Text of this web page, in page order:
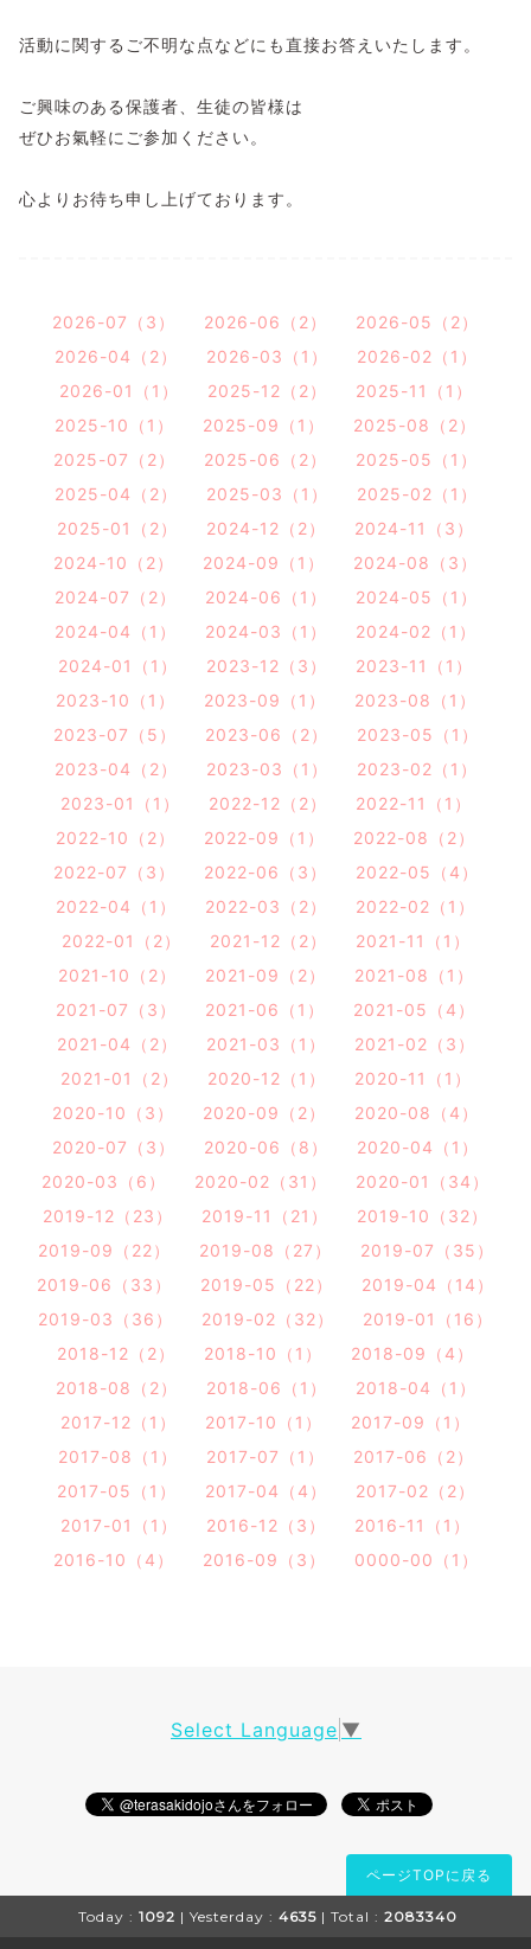
活動に関するご不明な点などにも直接お答えいたします。
ご興味のある保護者、生徒の皆様は
ぜひお氣軽にご参加ください。
心よりお待ち申し上げております。
2026-07（3） 2026-06（2）
2026-05（2）
2026-04（2）
2026-03（1）
2026-02（1）
2026-01（1）
2025-12（2）
2025-11（1）
2025-10（1）
2025-09（1）
2025-08（2）
2025-07（2）
2025-06（2）
2025-05（1）
2025-04（2）
2025-03（1）
2025-02（1）
2025-01（2）
2024-12（2）
2024-11（3）
2024-10（2）
2024-09（1）
2024-08（3）
2024-07（2）
2024-06（1）
2024-05（1）
2024-04（1）
2024-03（1）
2024-02（1）
2024-01（1）
2023-12（3）
2023-11（1）
2023-10（1）
2023-09（1）
2023-08（1）
2023-07（5）
2023-06（2）
2023-05（1）
2023-04（2）
2023-03（1）
2023-02（1）
2023-01（1）
2022-12（2）
2022-11（1）
2022-10（2）
2022-09（1）
2022-08（2）
2022-07（3）
2022-06（3）
2022-05（4）
2022-04（1）
2022-03（2）
2022-02（1）
2022-01（2）
2021-12（2）
2021-11（1）
2021-10（2）
2021-09（2）
2021-08（1）
2021-07（3）
2021-06（1）
2021-05（4）
2021-04（2）
2021-03（1）
2021-02（3）
2021-01（2）
2020-12（1）
2020-11（1）
2020-10（3）
2020-09（2）
2020-08（4）
2020-07（3）
2020-06（8）
2020-04（1）
2020-03（6）
2020-02（31）
2020-01（34）
2019-12（23）
2019-11（21）
2019-10（32）
2019-09（22）
2019-08（27）
2019-07（35）
2019-06（33）
2019-05（22）
2019-04（14）
2019-03（36）
2019-02（32）
2019-01（16）
2018-12（2）
2018-10（1）
2018-09（4）
2018-08（2）
2018-06（1）
2018-04（1）
2017-12（1）
2017-10（1）
2017-09（1）
2017-08（1）
2017-07（1）
2017-06（2）
2017-05（1）
2017-04（4）
2017-02（2）
2017-01（1）
2016-12（3）
2016-11（1）
2016-10（4）
2016-09（3） 0000-00（1）
Select Language ▼
ページTOPに戻る
Today : 1092 | Yesterday : 4635 | Total : 2083340